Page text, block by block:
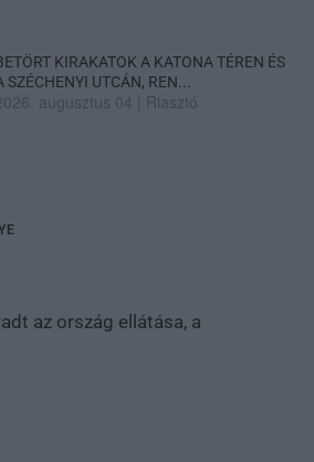
KIRAKATOK A KATONA TÉREN ÉS
SZÉCHENYI UTCÁN, REN...
augusztus 04 Riasztó
az ország ellátása, a